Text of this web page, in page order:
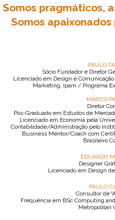
Somos pragmáticos,
Somos
PAULO
Sócio Fundador e Diretor
Licenciado em Design e
Marketing, Ipam / Programa
MARCO
Diretor
Pós-Graduado em Estudos de
Licenciado em Economia pela
Contabilidade/Administração pelo
Business Mentor/Coach com
Brasileiro
EDUARDO
Designer
Licenciado em Design
PAULO
Consultor de
Frequência em BSc Computing
Metropolitan